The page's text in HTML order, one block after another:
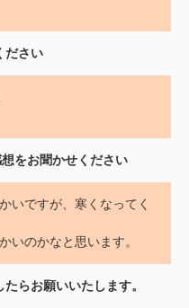
ださい
をお聞かせください
いですが、寒くなってく
いのかなと思います。
らお願いいたします。